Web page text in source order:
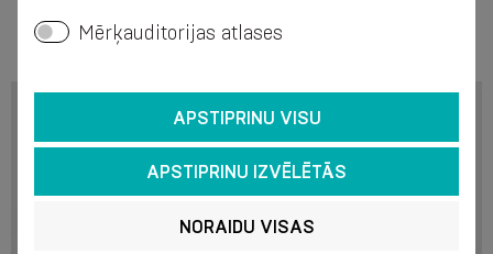
Mērķauditorijas atlases
APSTIPRINU VISU
APSTIPRINU IZVĒLĒTĀS
NORAIDU VISAS